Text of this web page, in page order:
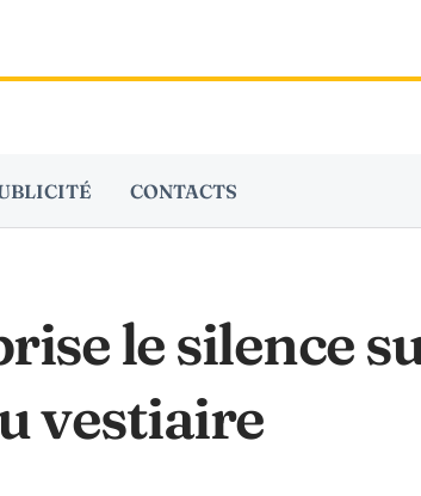
CONTACTS
le silence
vestiaire